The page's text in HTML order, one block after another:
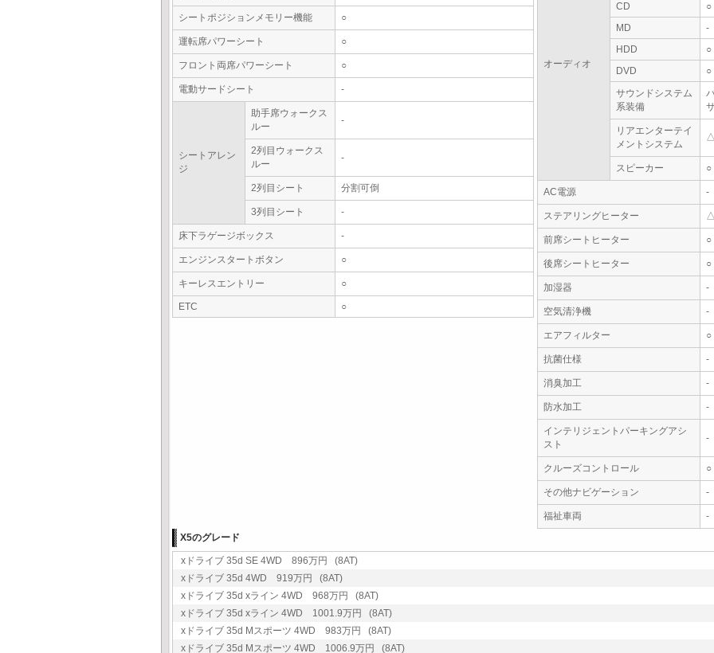
シートポジションメモリー機能 ○
運転席パワーシート ○
フロント両席パワーシート ○
電動サードシート -
シートアレン
ジ
助手席ウォークス
ルー
-
2列目ウォークス
ルー
-
2列目シート 分割可倒
3列目シート -
床下ラゲージボックス -
エンジンスタートボタン ○
キーレスエントリー ○
ETC ○
オーディオ
CD
○
MD
-
HDD
○
DVD
○
サウンドシステム
系装備
リアエンターテイ
メントシステム
△
スピーカー ○
AC電源 -
ステアリングヒーター △
前席シートヒーター ○
後席シートヒーター ○
加湿器 -
空気清浄機 -
エアフィルター ○
抗菌仕様 -
消臭加工 -
防水加工 -
インテリジェントパーキングアシ
スト
-
クルーズコントロール ○
その他ナビゲーション -
福祉車両
-
X5のグレード
xドライブ 35d SE 4WD 896万円 (8AT)
xドライブ 35d 4WD 919万円 (8AT)
xドライブ 35d xライン 4WD 968万円 (8AT)
xドライブ 35d xライン 4WD 1001.9万円 (8AT)
xドライブ 35d Mスポーツ 4WD 983万円 (8AT)
xドライブ 35d Mスポーツ 4WD 1006.9万円 (8AT)